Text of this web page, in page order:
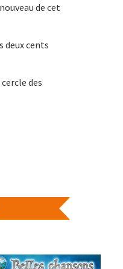
de cet
deux cents
des